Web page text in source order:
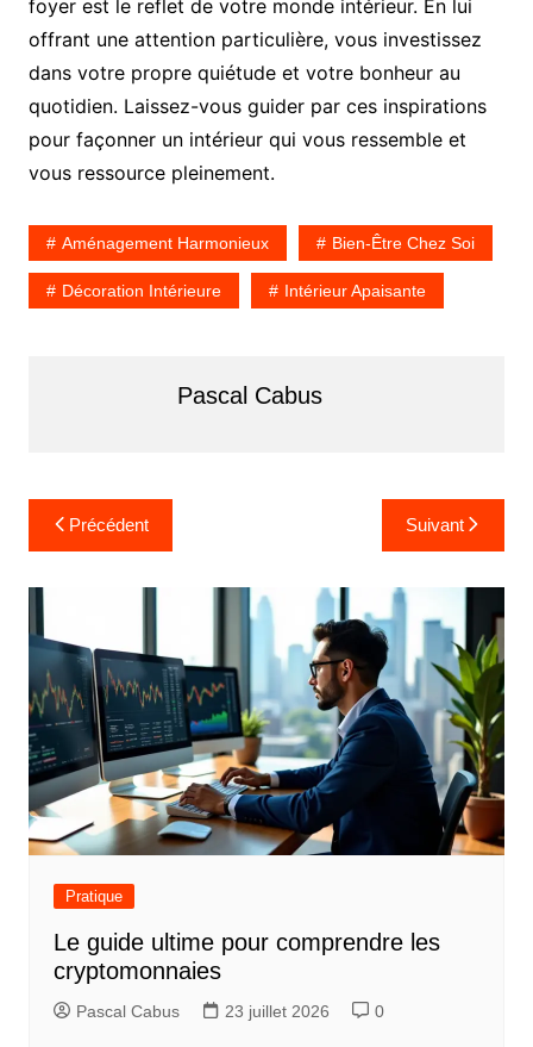
foyer est le reflet de votre monde intérieur. En lui
offrant une attention particulière, vous investissez
dans votre propre quiétude et votre bonheur au
quotidien. Laissez-vous guider par ces inspirations
pour façonner un intérieur qui vous ressemble et
vous ressource pleinement.
Aménagement Harmonieux Bien-Être Chez Soi
Décoration Intérieure Intérieur Apaisante
Pascal Cabus
a
v
i
g
a
t
i
o
n
Précédent Suivant
Pratique
Le guide ultime pour comprendre les
cryptomonnaies
Pascal Cabus 23 juillet 2026 0